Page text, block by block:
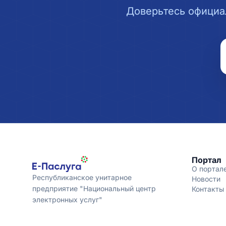
Доверьтесь
Республиканское унитарное
предприятие "Национальный центр
электронных услуг"
Портал
О
Новости
Контакты